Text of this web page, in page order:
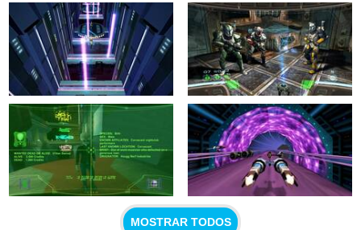
MOSTRAR TODOS